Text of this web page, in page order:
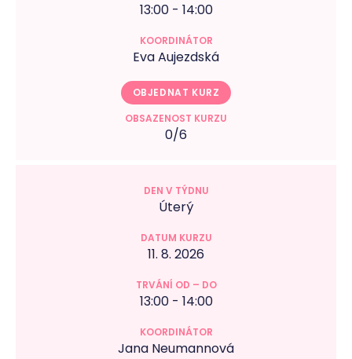
13:00 - 14:00
Eva Aujezdská
OBJEDNAT KURZ
0/6
Úterý
11. 8. 2026
13:00 - 14:00
Jana Neumannová